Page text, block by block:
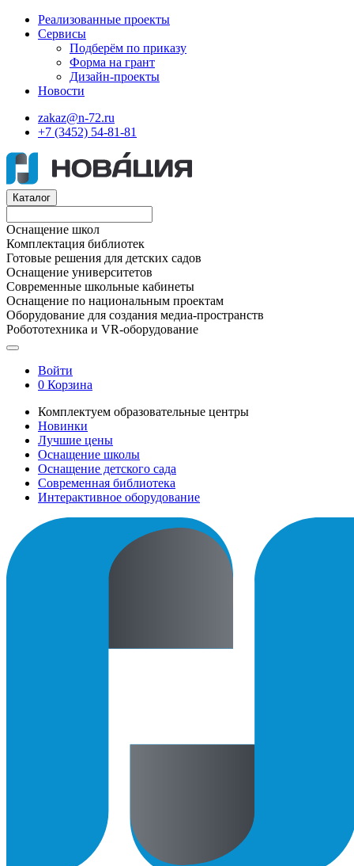
Реализованные проекты
Сервисы
Подберём по приказу
Форма на грант
Дизайн-проекты
Новости
zakaz@n-72.ru
+7 (3452) 54-81-81
Каталог
Оснащение школ
Комплектация библиотек
Готовые решения для детских садов
Оснащение университетов
Современные школьные кабинеты
Оснащение по национальным проектам
Оборудование для создания медиа-пространств
Робототехника и VR-оборудование
Войти
0 Корзина
Комплектуем образовательные центры
Новинки
Лучшие цены
Оснащение школы
Оснащение детского сада
Современная библиотека
Интерактивное оборудование